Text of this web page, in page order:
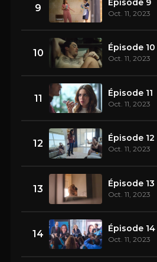
9 Oct. 11, 2023
10 Épisode 10
Oct. 11, 2023
11 Épisode 11
Oct. 11, 2023
12 Épisode 12
Oct. 11, 2023
13 Épisode 13
Oct. 11, 2023
14 Épisode 14
Oct. 11, 2023